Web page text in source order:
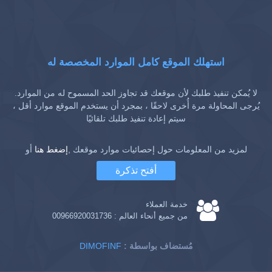
استهلك الموقع كامل الموارد المخصصة له
لا يُمكن تنفيذ طلبك لأن موقعك قد تجاوز الحد المسموح له من الموارد.
يُرجى المحاولة مرة أُخرى لاحقًا ، بمجرد أن يستخدم الموقع موارد أقل ،
سيتم إعادة تنفيذ طلبك تلقائيًا
لمزيد من المعلومات حول إحصائيات موارد موقعك ,إضغط هنا أو
أفتح تذكرة
خدمة العملاء
من جميع أنحاء العالم : 00966920031736
DIMOFINF : مُستضاف بواسطة